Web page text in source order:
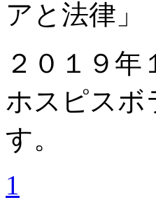
アと法律
２０１９
ホスピスボ
す。
1